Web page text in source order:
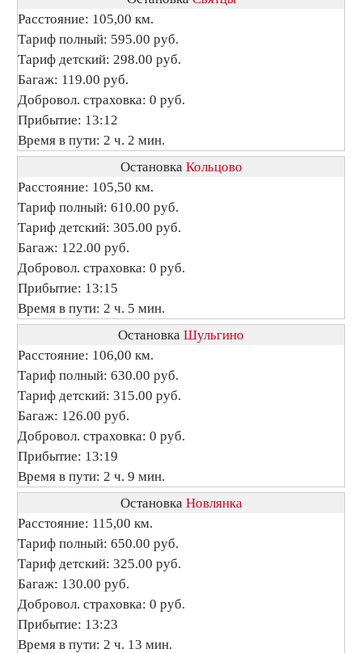
Расстояние: 105,00 км.
Тариф полный: 595.00 руб.
Тариф детский: 298.00 руб.
Багаж: 119.00 руб.
Добровол. страховка: 0 руб.
Прибытие: 13:12
Время в пути: 2 ч. 2 мин.
Остановка Кольцово
Расстояние: 105,50 км.
Тариф полный: 610.00 руб.
Тариф детский: 305.00 руб.
Багаж: 122.00 руб.
Добровол. страховка: 0 руб.
Прибытие: 13:15
Время в пути: 2 ч. 5 мин.
Остановка Шульгино
Расстояние: 106,00 км.
Тариф полный: 630.00 руб.
Тариф детский: 315.00 руб.
Багаж: 126.00 руб.
Добровол. страховка: 0 руб.
Прибытие: 13:19
Время в пути: 2 ч. 9 мин.
Остановка Новлянка
Расстояние: 115,00 км.
Тариф полный: 650.00 руб.
Тариф детский: 325.00 руб.
Багаж: 130.00 руб.
Добровол. страховка: 0 руб.
Прибытие: 13:23
Время в пути: 2 ч. 13 мин.